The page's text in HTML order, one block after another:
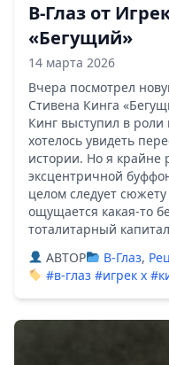
В-Глаз от
«Бегущий»
14 марта 2026
Вчера посмотрел
Стивена Кинга
Кинг выступил в
хотелось увидеть
истории. Но я крайне
эксцентричной
целом следует
ощущается какая‑то
тоталитарный
ABTOP
В-Глаз,
#в-глаз #игрек х